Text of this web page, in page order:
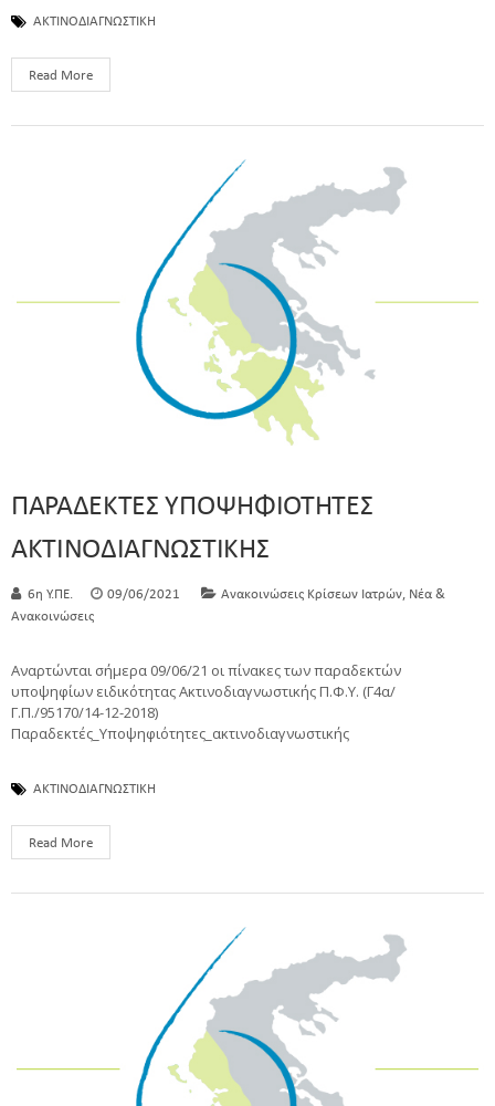
ΑΚΤΙΝΟΔΙΑΓΝΩΣΤΙΚΗ
Read More
ΠΑΡΑΔΕΚΤΕΣ ΥΠΟΨΗΦΙΟΤΗΤΕΣ
ΑΚΤΙΝΟΔΙΑΓΝΩΣΤΙΚΗΣ
6η Υ.ΠΕ. 09/06/2021 Ανακοινώσεις Κρίσεων Ιατρών Νέα &
Ανακοινώσεις
Αναρτώνται σήμερα 09/06/21 οι πίνακες των παραδεκτών
υποψηφίων ειδικότητας Ακτινοδιαγνωστικής Π.Φ.Υ. (Γ4α/
Γ.Π./95170/14-12-2018)
Παραδεκτές_Υποψηφιότητες_ακτινοδιαγνωστικής
ΑΚΤΙΝΟΔΙΑΓΝΩΣΤΙΚΗ
Read More